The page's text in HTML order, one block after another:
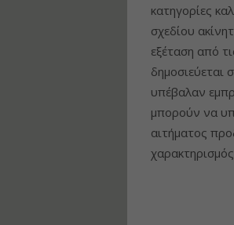
κατηγορίες
σχεδίου
εξέταση από
δημοσιεύεται
υπέβαλαν
μπορούν να
αιτήματος